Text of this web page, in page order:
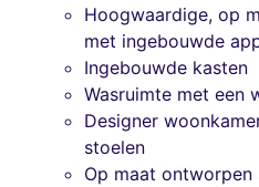
Hoogwaardige, op
met ingebouwde
Ingebouwde kasten
Wasruimte met een
Designer
stoelen
Op maat ontworpen